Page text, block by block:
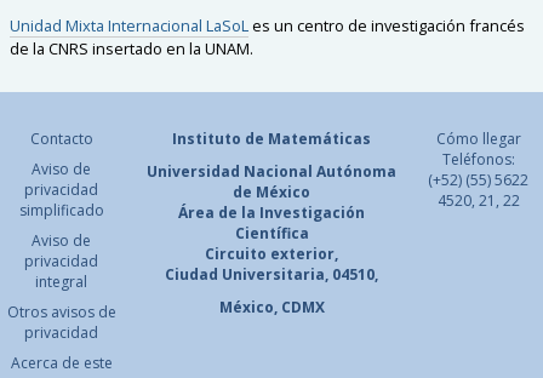
Unidad Mixta Internacional LaSoLes un centro de investigación francés
de la CNRS insertado en la UNAM.
Contacto
Aviso de
privacidad
simplificado
Aviso de
privacidad
integral
Otros avisos de
privacidad
Acerca de este
Instituto de Matemáticas
Universidad Nacional Autónoma
de México
Área de la Investigación
Científica
Circuito exterior,
Ciudad Universitaria, 04510,
México, CDMX
Cómo llegar
Teléfonos:
(+52) (55) 5622
4520, 21, 22